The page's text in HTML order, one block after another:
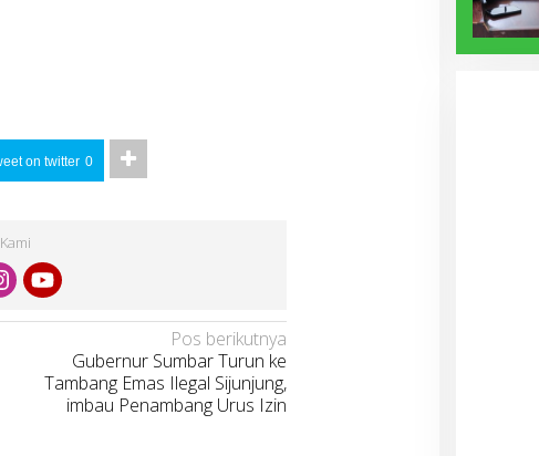
on twitter 0
Pos berikutnya
Gubernur Sumbar Turun ke
Tambang Emas Ilegal Sijunjung,
imbau Penambang Urus Izin